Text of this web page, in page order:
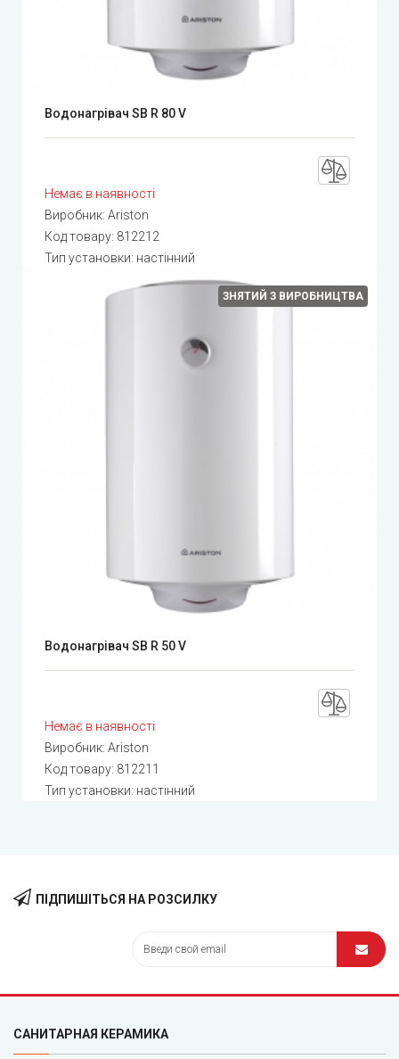
Водонагрівач SB R 80 V
Немає в наявності
Виробник: Ariston
Код товару: 812212
Тип установки: настінний
ЗНЯТИЙ З ВИРОБНИЦТВА
Водонагрівач SB R 50 V
Немає в наявності
Виробник: Ariston
Код товару: 812211
Тип установки: настінний
ПІДПИШІТЬСЯ НА РОЗСИЛКУ
САНИТАРНАЯ КЕРАМИКА